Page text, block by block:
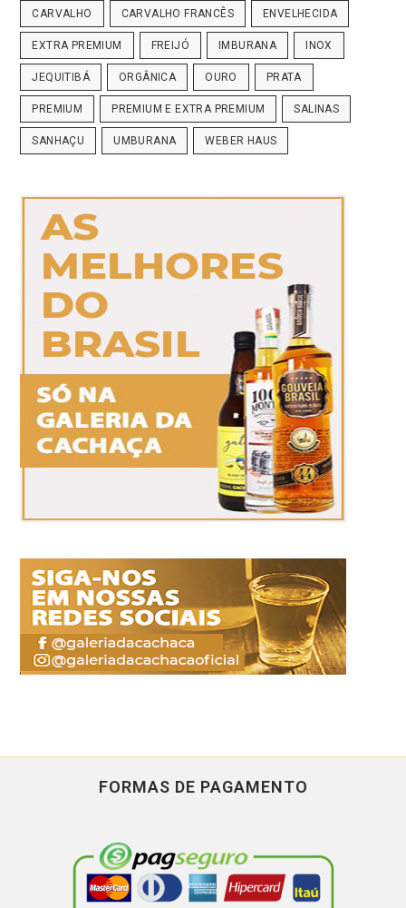
CARVALHO CARVALHO FRANCÊS ENVELHECIDA
EXTRA PREMIUM FREIJÓ IMBURANA INOX
JEQUITIBÁ ORGÂNICA OURO PRATA
PREMIUM PREMIUM E EXTRA PREMIUM SALINAS
SANHAÇU UMBURANA WEBER HAUS
FORMAS DE PAGAMENTO